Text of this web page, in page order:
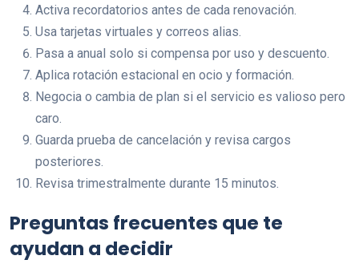
Activa recordatorios antes de cada renovación.
Usa tarjetas virtuales y correos alias.
Pasa a anual solo si compensa por uso y descuento.
Aplica rotación estacional en ocio y formación.
Negocia o cambia de plan si el servicio es valioso pero
caro.
Guarda prueba de cancelación y revisa cargos
posteriores.
Revisa trimestralmente durante 15 minutos.
Preguntas frecuentes que te
ayudan a decidir